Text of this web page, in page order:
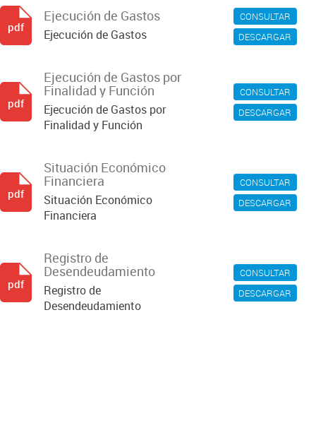
CONSULTAR
DESCARGAR
Ejecución de Gastos
Ejecución de Gastos
pdf
CONSULTAR
DESCARGAR
Ejecución de Gastos por
Finalidad y Función
Ejecución de Gastos por
Finalidad y Función
pdf
CONSULTAR
DESCARGAR
Situación Económico
Financiera
Situación Económico
Financiera
pdf
CONSULTAR
DESCARGAR
Registro de
Desendeudamiento
Registro de
Desendeudamiento
pdf